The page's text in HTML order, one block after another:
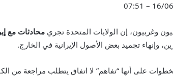
16/06/
وغربيون، إن الولايات المتحدة تجري محادثات مع
وإنهاء تجميد بعض الأصول الإيرانية في الخارج.
على أنها “تفاهم” لا اتفاق يتطلب مراجعة من